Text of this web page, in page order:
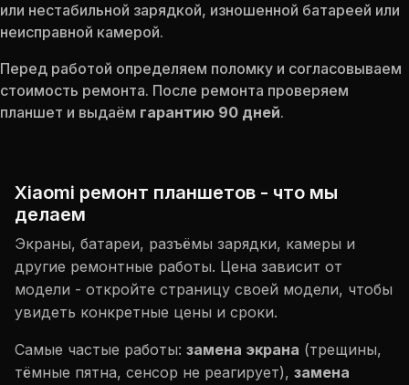
или нестабильной зарядкой, изношенной батареей или
неисправной камерой.
Перед работой определяем поломку и согласовываем
стоимость ремонта. После ремонта проверяем
планшет и выдаём гарантию 90 дней.
Xiaomi ремонт планшетов - что мы
делаем
Экраны, батареи, разъёмы зарядки, камеры и
другие ремонтные работы. Цена зависит от
модели - откройте страницу своей модели, чтобы
увидеть конкретные цены и сроки.
Самые частые работы: замена экрана (трещины,
тёмные пятна, сенсор не реагирует), замена